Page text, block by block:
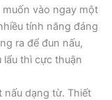
muốn vào ngay một
tính năng đáng
ra để đun nấu,
lẩu thì cực thuận
nấu dạng từ. Thiết